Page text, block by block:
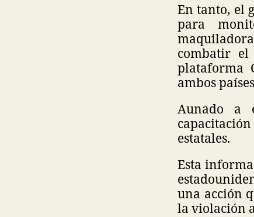
En tanto, el
para
combatir
plataforma
ambos
Aunado a
estatales.
Esta
una acción
la violación